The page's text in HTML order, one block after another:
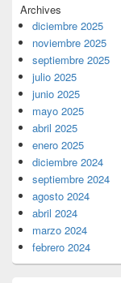
Archives
diciembre 2025
noviembre 2025
septiembre 2025
julio 2025
junio 2025
mayo 2025
abril 2025
enero 2025
diciembre 2024
septiembre 2024
agosto 2024
abril 2024
marzo 2024
febrero 2024